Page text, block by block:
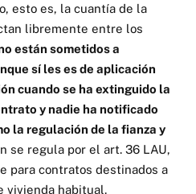
esto es, la cuantía de la
libremente entre los
están sometidos a
sí les es de aplicación
cuando se ha extinguido la
y nadie ha notificado
la regulación de la fianza y
se regula por el art. 36 LAU,
para contratos destinados a
vivienda habitual.